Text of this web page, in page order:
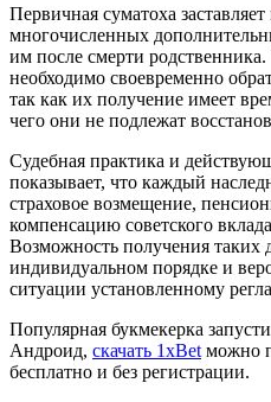
Первичная суматоха
многочисленных
им после смерти
необходимо своевременно
так как их получение имеет
чего они не подлежат
Судебная практика и
показывает, что каждый
страховое возмещение,
компенсацию советского
Возможность получения таких
индивидуальном порядке и
ситуации установленному
Популярная букмекерка
Андроид, скачать 1xBetможно
бесплатно и без регистрации.